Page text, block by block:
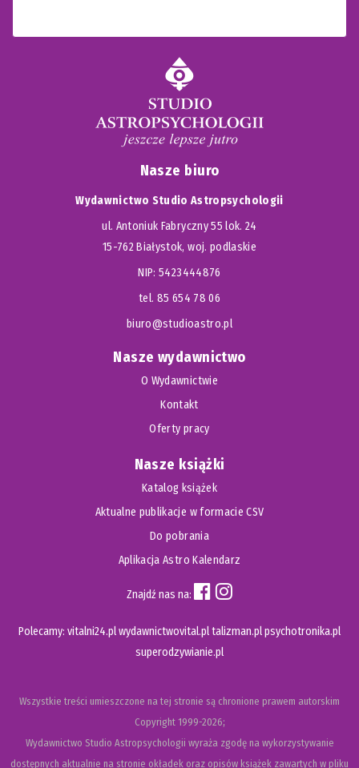
Nasze biuro
Wydawnictwo Studio Astropsychologii
ul. Antoniuk Fabryczny 55 lok. 24
15-762 Białystok, woj. podlaskie
NIP: 5423444876
tel. 85 654 78 06
biuro@studioastro.pl
Nasze wydawnictwo
O Wydawnictwie
Kontakt
Oferty pracy
Nasze książki
Katalog książek
Aktualne publikacje w formacie CSV
Do pobrania
Aplikacja Astro Kalendarz
Znajdź nas na:
Polecamy: vitalni24.plwydawnictwovital.pltalizman.plpsychotronika.pl
superodzywianie.pl
Wszystkie treści umieszczone na tej stronie są chronione prawem autorskim
Copyright1999-2026;
Wydawnictwo Studio Astropsychologii wyraża zgodę na wykorzystywanie
dostępnych aktualnie na stronie okładek oraz opisów książek zawartych w pliku